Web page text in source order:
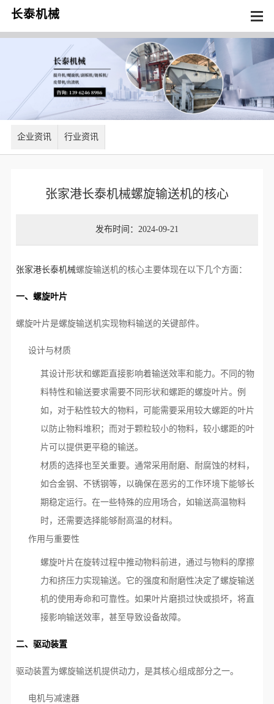
长泰机械
企业资讯 行业资讯
张家港长泰机械螺旋输送机的核心
发布时间：2024-09-21
张家港长泰机械螺旋输送机的核心主要体现在以下几个方面：
一、螺旋叶片
螺旋叶片是螺旋输送机实现物料输送的关键部件。
设计与材质
其设计形状和螺距直接影响着输送效率和能力。不同的物
料特性和输送要求需要不同形状和螺距的螺旋叶片。例
如，对于粘性较大的物料，可能需要采用较大螺距的叶片
以防止物料堆积；而对于颗粒较小的物料，较小螺距的叶
片可以提供更平稳的输送。
材质的选择也至关重要。通常采用耐磨、耐腐蚀的材料，
如合金钢、不锈钢等，以确保在恶劣的工作环境下能够长
期稳定运行。在一些特殊的应用场合，如输送高温物料
时，还需要选择能够耐高温的材料。
作用与重要性
螺旋叶片在旋转过程中推动物料前进，通过与物料的摩擦
力和挤压力实现输送。它的强度和耐磨性决定了螺旋输送
机的使用寿命和可靠性。如果叶片磨损过快或损坏，将直
接影响输送效率，甚至导致设备故障。
二、驱动装置
驱动装置为螺旋输送机提供动力，是其核心组成部分之一。
电机与减速器